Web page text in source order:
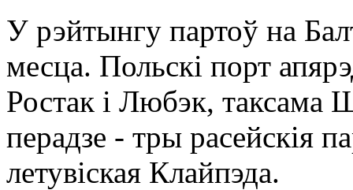
У рэйтынгу партоў на
месца. Польскі порт
Ростак і Любэк, таксама
перадзе - тры расейскія
летувіская Клайпэда.